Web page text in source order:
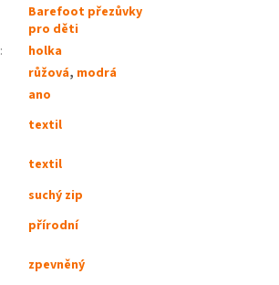
Barefoot přezůvky
pro děti
:
holka
růžová, modrá
ano
textil
textil
suchý zip
přírodní
zpevněný